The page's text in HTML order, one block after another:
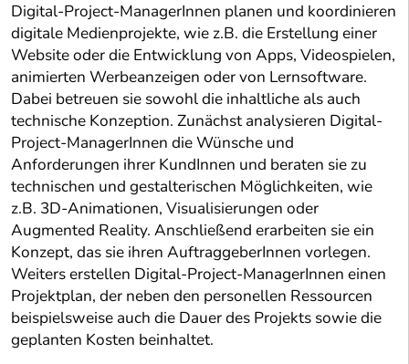
Digital-Project-ManagerInnen planen und koordinieren
digitale Medienprojekte, wie z.B. die Erstellung einer
Website oder die Entwicklung von Apps, Videospielen,
animierten Werbeanzeigen oder von Lernsoftware.
Dabei betreuen sie sowohl die inhaltliche als auch
technische Konzeption. Zunächst analysieren Digital-
Project-ManagerInnen die Wünsche und
Anforderungen ihrer KundInnen und beraten sie zu
technischen und gestalterischen Möglichkeiten, wie
z.B. 3D-Animationen, Visualisierungen oder
Augmented Reality. Anschließend erarbeiten sie ein
Konzept, das sie ihren AuftraggeberInnen vorlegen.
Weiters erstellen Digital-Project-ManagerInnen einen
Projektplan, der neben den personellen Ressourcen
beispielsweise auch die Dauer des Projekts sowie die
geplanten Kosten beinhaltet.